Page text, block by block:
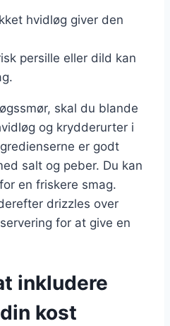
hvidløg giver den
persille eller dild kan
skal du blande
og krydderurter i
er godt
salt og peber. Du kan
en friskere smag.
drizzles over
for at give en
inkludere
kost